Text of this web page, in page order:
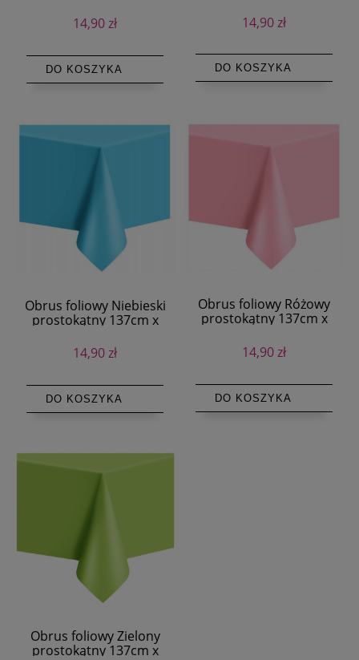
14,90 zł
DO KOSZYKA
14,90 zł
DO KOSZYKA
Obrus foliowy Niebieski
prostokątny 137cm x
14,90 zł
DO KOSZYKA
Obrus foliowy Różowy
prostokątny 137cm x
14,90 zł
DO KOSZYKA
Obrus foliowy Zielony
prostokątny 137cm x